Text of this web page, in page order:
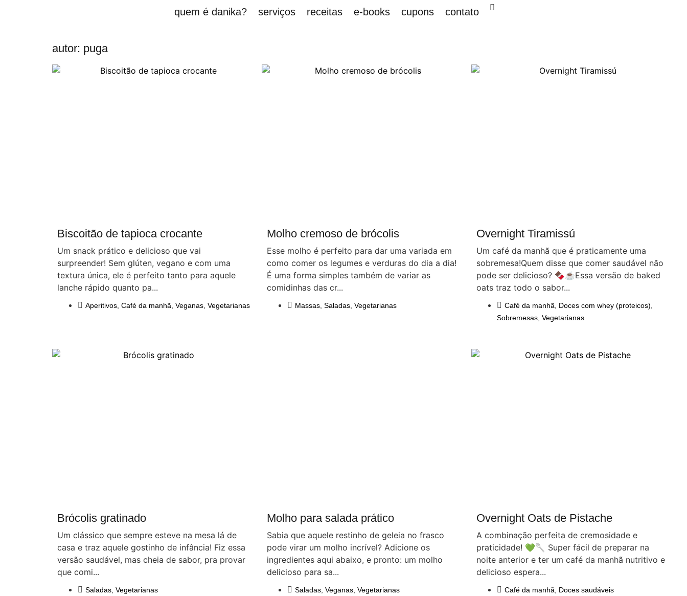
quem é danika? serviços receitas e-books cupons contato
autor: puga
Biscoitão de tapioca crocante
Um snack prático e delicioso que vai
surpreender! Sem glúten, vegano e com uma
textura única, ele é perfeito tanto para aquele
lanche rápido quanto pa...
Aperitivos Café da manhã Veganas Vegetarianas
Molho cremoso de brócolis
Esse molho é perfeito para dar uma variada em
como comer os legumes e verduras do dia a dia!
É uma forma simples também de variar as
comidinhas das cr...
Massas Saladas Vegetarianas
Overnight Tiramissú
Um café da manhã que é praticamente uma
sobremesa!Quem disse que comer saudável não
pode ser delicioso? 🍫☕Essa versão de baked
oats traz todo o sabor...
Café da manhã Doces com whey (proteicos)
Sobremesas Vegetarianas
Brócolis gratinado
Um clássico que sempre esteve na mesa lá de
casa e traz aquele gostinho de infância! Fiz essa
versão saudável, mas cheia de sabor, pra provar
que comi...
Saladas Vegetarianas
Molho para salada prático
Sabia que aquele restinho de geleia no frasco
pode virar um molho incrível? Adicione os
ingredientes aqui abaixo, e pronto: um molho
delicioso para sa...
Saladas Veganas Vegetarianas
Overnight Oats de Pistache
A combinação perfeita de cremosidade e
praticidade! 💚🥄 Super fácil de preparar na
noite anterior e ter um café da manhã nutritivo e
delicioso espera...
Café da manhã Doces saudáveis